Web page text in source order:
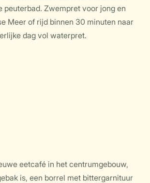
peuterbad. Zwempret voor jong en
Meer of rijd binnen 30 minuten naar
dag vol waterpret.
eetcafé in het centrumgebouw,
is, een borrel met bittergarnituur